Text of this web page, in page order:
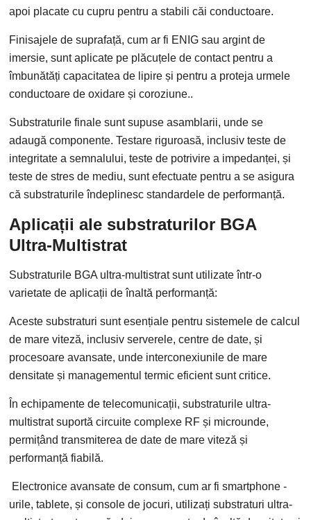
apoi placate cu cupru pentru a stabili căi conductoare.
Finisajele de suprafață, cum ar fi ENIG sau argint de
imersie, sunt aplicate pe plăcuțele de contact pentru a
îmbunătăți capacitatea de lipire și pentru a proteja urmele
conductoare de oxidare și coroziune..
Substraturile finale sunt supuse asamblarii, unde se
adaugă componente. Testare riguroasă, inclusiv teste de
integritate a semnalului, teste de potrivire a impedanței, și
teste de stres de mediu, sunt efectuate pentru a se asigura
că substraturile îndeplinesc standardele de performanță.
Aplicații ale substraturilor BGA
Ultra-Multistrat
Substraturile BGA ultra-multistrat sunt utilizate într-o
varietate de aplicații de înaltă performanță:
Aceste substraturi sunt esențiale pentru sistemele de calcul
de mare viteză, inclusiv serverele, centre de date, și
procesoare avansate, unde interconexiunile de mare
densitate și managementul termic eficient sunt critice.
În echipamente de telecomunicații, substraturile ultra-
multistrat suportă circuite complexe RF și microunde,
permițând transmiterea de date de mare viteză și
performanță fiabilă.
Electronice avansate de consum, cum ar fi smartphone -
urile, tablete, și console de jocuri, utilizați substraturi ultra-